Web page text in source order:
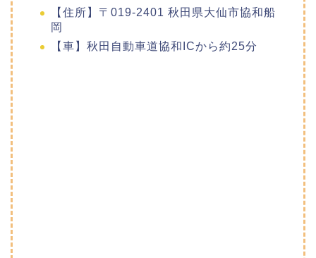
【住所】〒019-2401 秋田県大仙市協和船
岡
【車】秋田自動車道協和ICから約25分